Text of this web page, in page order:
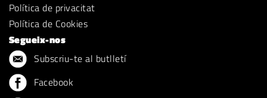
Política de privacitat
Política de Cookies
Segueix-nos
Subscriu-te al butlletí
Facebook